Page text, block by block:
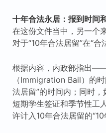
十年合法永居：报到时间
在这份文件当中，另一个
对于“10年合法居留”在“合
根据内容，内政部指出
（Immigration Bail）的
法居留”的时间内；同时，
短期学生签证和季节性工
许计入10年合法居留的“10